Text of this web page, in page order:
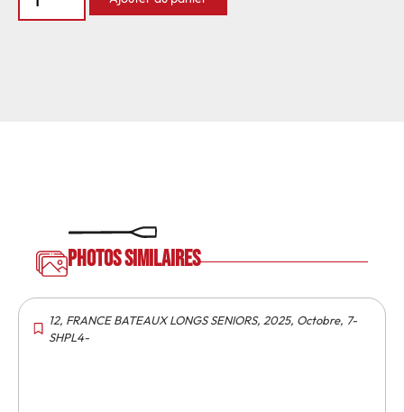
Photos similaires
12, FRANCE BATEAUX LONGS SENIORS, 2025, Octobre, 7-
SHPL4-